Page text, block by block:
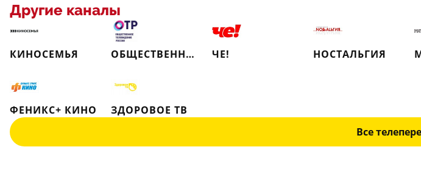
Другие каналы
КИНОСЕМЬЯ ОБЩЕСТВЕННОЕ ТЕЛЕВИДЕНИЕ РОССИИ ЧЕ! НОСТАЛЬГИЯ
ФЕНИКС+ КИНО
ЗДОРОВОЕ ТВ
Все